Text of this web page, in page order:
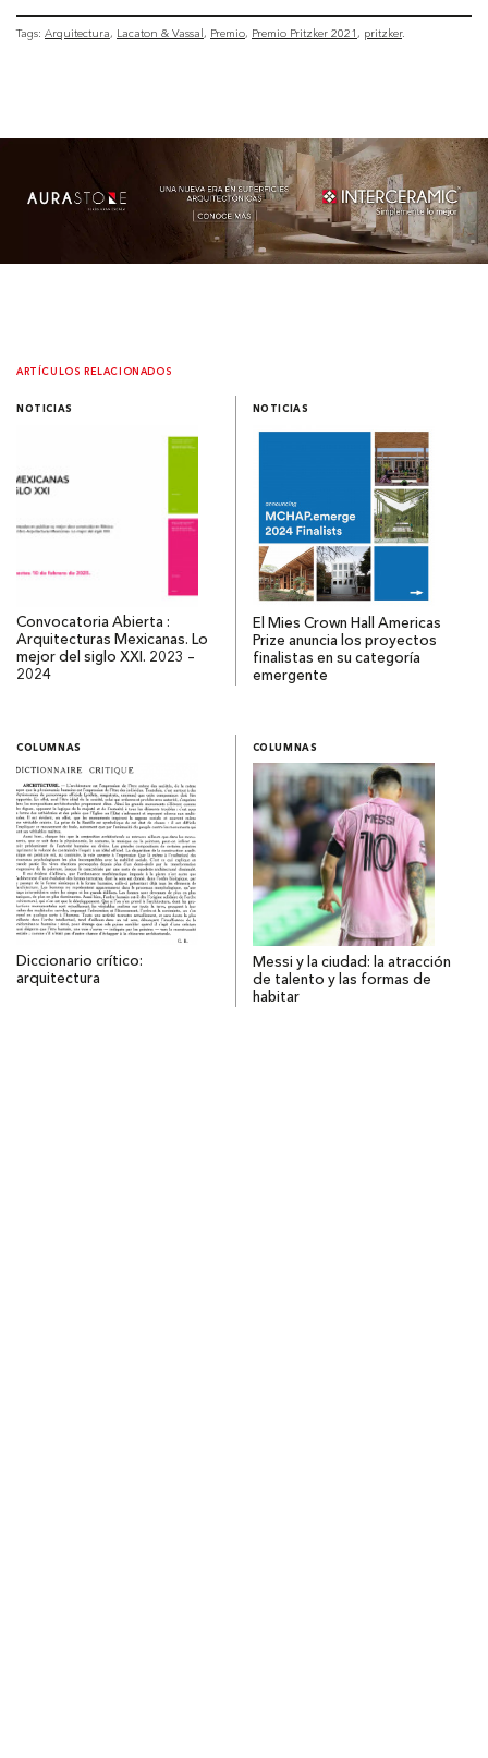
Tags: Arquitectura Lacaton & Vassal Premio Premio Pritzker 2021 pritzker
ARTÍCULOS RELACIONADOS
NOTICIAS
Convocatoria Abierta :
Arquitecturas Mexicanas. Lo
mejor del siglo XXI. 2023 –
2024
NOTICIAS
El Mies Crown Hall Americas
Prize anuncia los proyectos
finalistas en su categoría
emergente
COLUMNAS
Diccionario crítico:
arquitectura
COLUMNAS
Messi y la ciudad: la atracción
de talento y las formas de
habitar